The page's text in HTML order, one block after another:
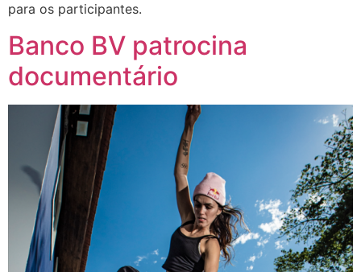
para os participantes.
Banco BV patrocina
documentário